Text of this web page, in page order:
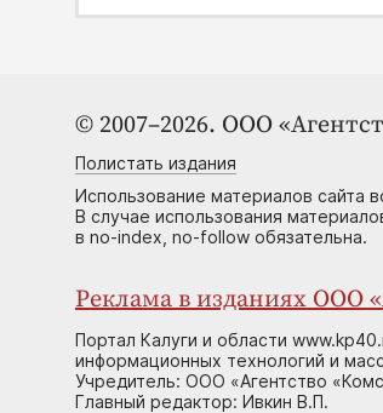
© 2007–2026. ООО
Полистать издания
Использование материалов сайта
В случае использования
в no-index, no-follow обязательна.
Реклама в изданиях ООО
Портал Калуги и области
информационных технологий и
Учредитель: ООО «Агентство
Главный редактор: Ивкин В.П.